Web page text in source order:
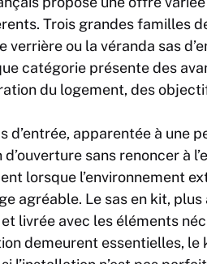
Trois grandes familles
verrière ou la véranda sas
catégorie présente des
du logement, des
d’entrée, apparentée à une
d’ouverture sans renoncer à
lorsque l’environnement
agréable. Le sas en kit,
livrée avec les éléments
demeurent essentielles,